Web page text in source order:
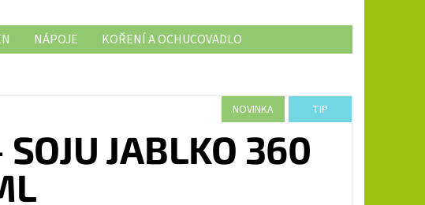
NÁPOJE
KOŘENÍ A OCHUCOVADLO
NOVINKA TIP
JABLKO 360